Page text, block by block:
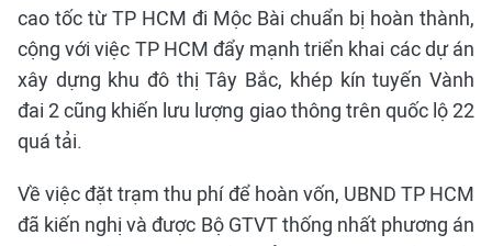
cao tốc từ TP HCM đi Mộc Bài chuẩn bị hoàn thành,
cộng với việc TP HCM đẩy mạnh triển khai các dự án
xây dựng khu đô thị Tây Bắc, khép kín tuyến Vành
đai 2 cũng khiến lưu lượng giao thông trên quốc lộ 22
quá tải.
Về việc đặt trạm thu phí để hoàn vốn, UBND TP HCM
đã kiến nghị và được Bộ GTVT thống nhất phương án